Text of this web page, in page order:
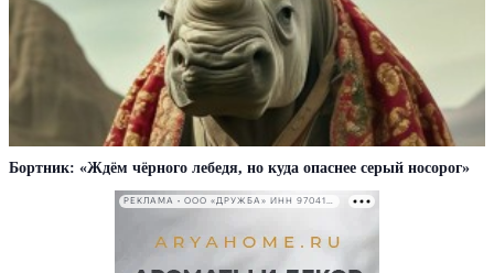
Бортник: «Ждём чёрного лебедя, но куда опаснее серый носорог»
РЕКЛАМА • ООО «ДРУЖБА» ИНН 9704146411